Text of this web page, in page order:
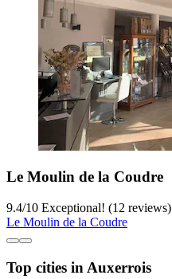
Le Moulin de la Coudre
9.4/10 Exceptional! (12 reviews)
Le Moulin de la Coudre
Top cities in Auxerrois